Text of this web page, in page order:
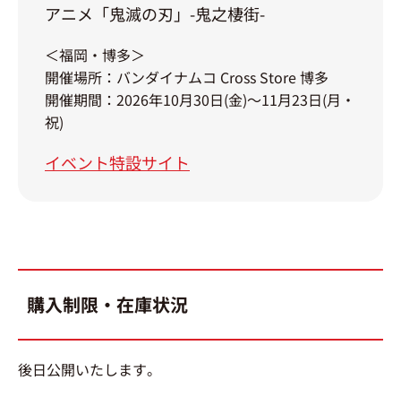
アニメ「鬼滅の刃」-鬼之棲街-
＜福岡・博多＞
開催場所：バンダイナムコ Cross Store 博多
開催期間：2026年10月30日(金)～11月23日(月・
祝)
イベント特設サイト
購入制限・在庫状況
後日公開いたします。